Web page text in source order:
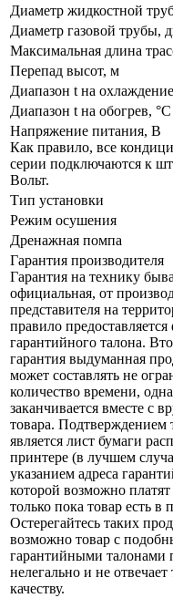
Диаметр жидкостной
Диаметр газовой трубы,
Максимальная длина
Перепад высот, м
Диапазон t на
Диапазон t на обогрев, °С
Напряжение питания, В
Как правило, все
серии подключаются к
Вольт.
Тип установки
Режим осушения
Дренажная помпа
Гарантия производителя
Гарантия на технику
официальная, от
представителя на
правило
гарантийного талона.
гарантия выдуманная
может составлять не
количество времени,
заканчивается вместе с
товара. Подтверждением
является лист бумаги
принтере (в лучшем
указанием адреса
которой возможно
только пока товар есть в
Остерегайтесь таких
возможно товар с
гарантийными талонами
нелегально и не
качеству.